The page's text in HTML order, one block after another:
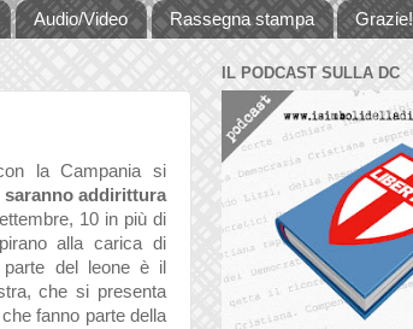
Audio/Video Rassegna stampa Grazie!
la Campania si
saranno addirittura
10 in più di
alla carica di
del leone è il
che si presenta
fanno parte della
IL PODCAST SULLA DC